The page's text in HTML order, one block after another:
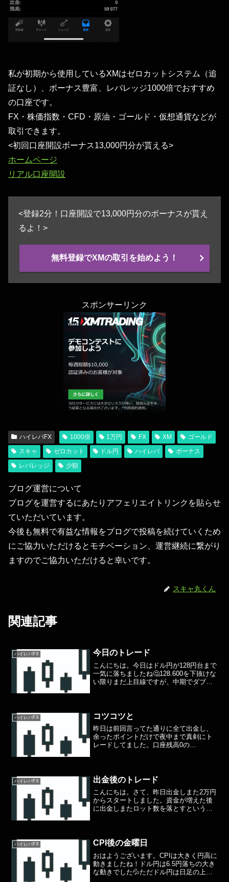
私が初期から使用しているXMはゼロカットシステム（追
証なし）、ボーナス豊富、レバレッジ1000倍でおすすめ
の口座です。
FX・株価指数・CFD・原油・ゴールド・仮想通貨などが
取引できます。
<初回口座開設ボーナス13,000円分が貰える>
ホームページ
リアル口座開設
<登録2分！口座開設で13,000円分のボーナスが貰え
るよ！>
無料登録でXMの取引を始めよう！
スポンサーリンク
ハイレバFX 1000倍 1万円 FX XM
ゴールド
スキャ
ゼロカット ドル円 ハイレバ
ボーナス
レバレッジ
少額
ブログ運営について
ブログを運営するにあたりアフェリエイトリンクを貼らせ
ていただいています。
今後も無料で有益な情報をブログで投稿を続けていくため
にご協力いただけるとモチベーション、運営継続に繋がり
ますのでご協力いただけると幸いです。
スキャ丸くん
関連記事
ハイレバFX 今日のトレード
こんにちは。今日はドル円が128円台まで
一気に落ちましたね🤔128.600を下抜けな
い限りまだ上目線ですが、中期でダブル
いのであま...
ハイレバFX コツコツと
昨日は前回言ってた通りに全て出金し、
余ったポイントだけで夜中まで真剣にト
レードしてました。口座残高0の
たら利確したいところです...
ハイレバFX 出金後のトレード
こんにちは。さて、昨日出金しまた2万円
からスタートしました。資金が増えた後
に出金しまたロット数を落とすというの
🥲しかし昨日はゴールド...
ハイレバFX CPI後の金曜日
おはようございます。CPIは大きく円高に
動きましたね！ドル円は6.5円落ちの大き
な動きでした💦ただドル円は日足の上昇